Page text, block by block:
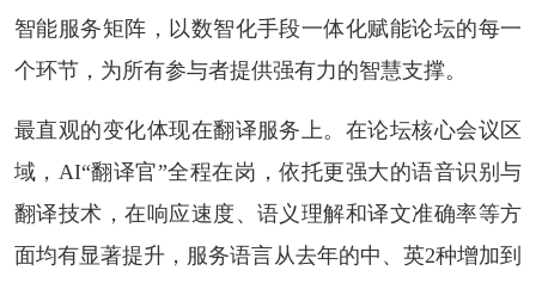
智能服务矩阵，以数智化手段一体化赋能论坛的每一
个环节，为所有参与者提供强有力的智慧支撑。
最直观的变化体现在翻译服务上。在论坛核心会议区
域，AI“翻译官”全程在岗，依托更强大的语音识别与
翻译技术，在响应速度、语义理解和译文准确率等方
面均有显著提升，服务语言从去年的中、英2种增加到